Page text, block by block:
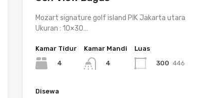
Mozart signature golf island PIK Jakarta utara
Ukuran : 10×30…
Kamar Tidur
4
Kamar Mandi
4
Luas
300 446
Disewa